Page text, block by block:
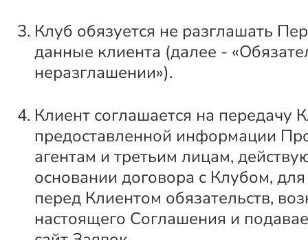
Клуб обязуется не разглашать
данные клиента (далее -
неразглашении»).
Клиент соглашается на передачу
предоставленной информации
агентам и третьим лицам,
основании договора с Клубом,
перед Клиентом обязательств,
настоящего Соглашения и